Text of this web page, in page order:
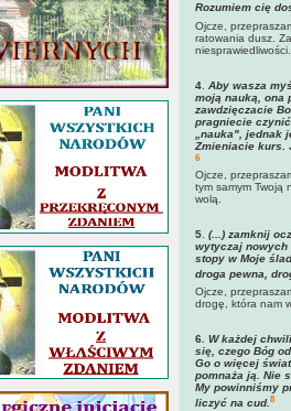
Rozumiem cię
Ojcze,
ratowania dusz.
niesprawiedliwości.
4 Aby wasza
moją nauką, ona
zawdzięczacie
pragniecie
„nauka", jednak
Zmieniacie kurs.
6
Ojcze,
tym samym Twoją
wolą.
5 (...) zamknij
wytyczaj nowych
stopy w Moje
droga pewna,
Ojcze,
drogę, która nam
6
W każdej
się, czego Bóg
Go o więcej
pomnaża ją. Nie
My powinniśmy
liczyć na cud.8